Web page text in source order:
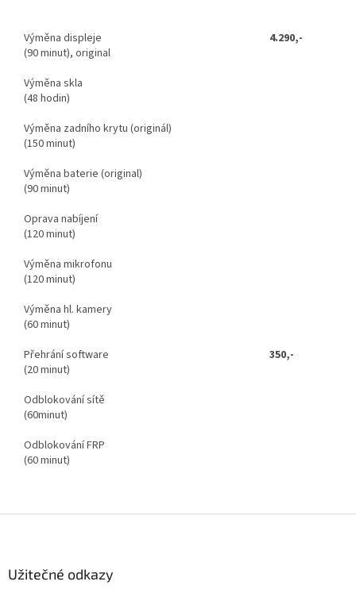
Výměna displeje
4.290,-
(90 minut), original
Výměna skla
(48 hodin)
Výměna zadního krytu (originál)
(150 minut)
Výměna baterie (original)
(90 minut)
Oprava nabíjení
(120 minut)
Výměna mikrofonu
(120 minut)
Výměna hl. kamery
(60 minut)
Přehrání software
350,-
(20 minut)
Odblokování sítě
(60minut)
Odblokování FRP
(60 minut)
Užitečné odkazy